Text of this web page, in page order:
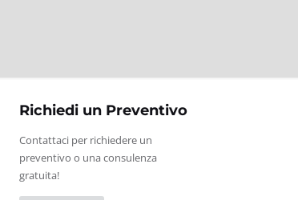
Richiedi un Preventivo
Contattaci per richiedere un
preventivo o una consulenza
gratuita!